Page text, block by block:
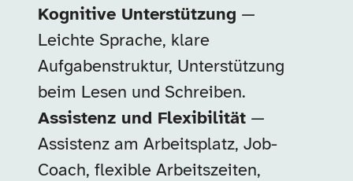
Kognitive Unterstützung —
Leichte Sprache, klare
Aufgabenstruktur, Unterstützung
beim Lesen und Schreiben.
Assistenz und Flexibilität —
Assistenz am Arbeitsplatz, Job-
Coach, flexible Arbeitszeiten,